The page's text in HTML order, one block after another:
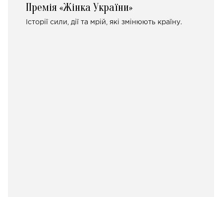
Премія «Жінка України»
Історії сили, дії та мрій, які змінюють країну.